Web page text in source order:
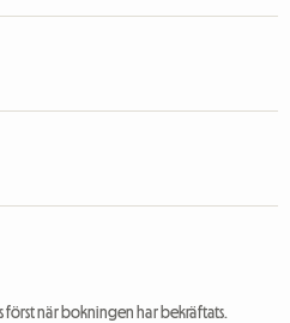
först när bokningen har bekräftats.